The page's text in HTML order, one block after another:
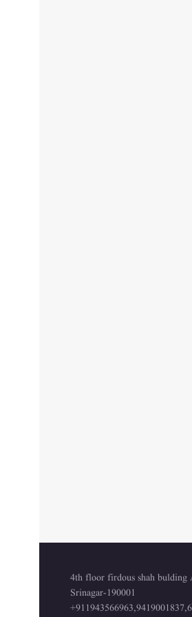
4th floor firdous shah bulding
Srinagar-190001